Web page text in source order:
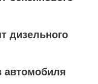
дизельного
автомобиля